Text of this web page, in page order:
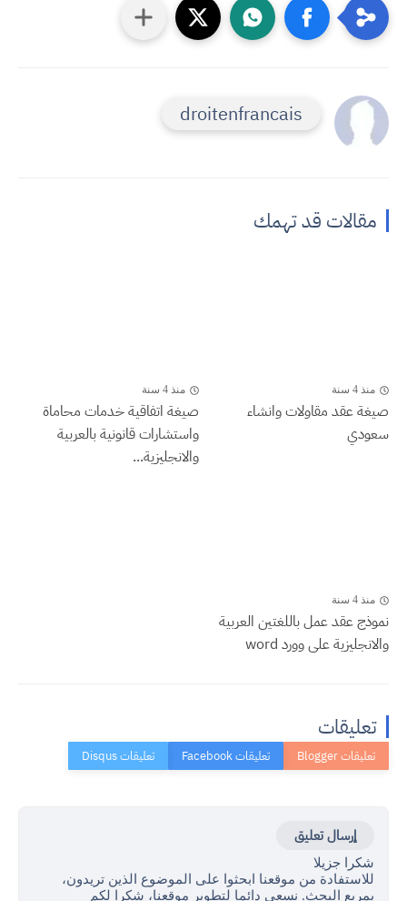
droitenfrancais
مقالات قد تهمك
منذ 4 سنة
صيغة عقد مقاولات وانشاء
سعودي
منذ 4 سنة
صيغة اتفاقية خدمات محاماة
واستشارات قانونية بالعربية
والانجليزية...
منذ 4 سنة
نموذج عقد عمل باللغتين العربية
والانجليزية على وورد word
تعليقات
إرسال تعليق
شكرا جزيلا
للاستفادة من موقعنا ابحثوا على الموضوع الذين تريدون،
بمربع البحث. نسعى دائما لتطوير موقعنا، شكرا لكم